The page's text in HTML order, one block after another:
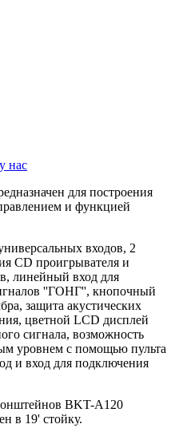
нас
для построения
и функцией
входов, 2
CD проигрывателя и
линейный вход для
''ГОНГ'', кнопочный
защита акустических
цветной LCD дисплей
сигнала, возможность
уровнем с помощью пульта
и вход для подключения
BKT-A120
в 19' стойку.